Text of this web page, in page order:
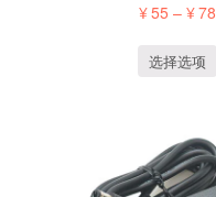
¥55 –¥78
选择选项